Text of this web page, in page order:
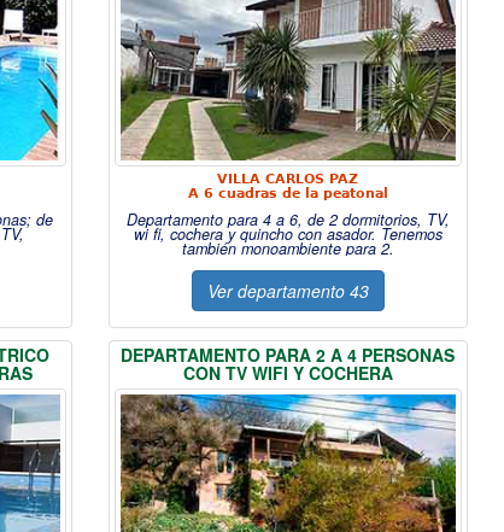
de
VILLA CARLOS PAZ
A 6 cuadras de la peatonal
Departamento para 4 a 6, de 2 dormitorios, TV,
wi fi, cochera y quincho con asador. Tenemos
también monoambiente para 2.
Ver departamento 43
DEPARTAMENTO PARA 2 A 4 PERSONAS
CON TV WIFI Y COCHERA